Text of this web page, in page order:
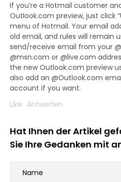
If you’re a Hotmail customer
Outlook.com preview, just click
menu of Hotmail. Your email
old email, and rules will remain
send/receive email from your
@msn.com or @live.com
the new Outlook.com preview
also add an @Outlook.com
account if you want.
Like Antworten
Hat Ihnen der Artikel
Sie Ihre Gedanken mit